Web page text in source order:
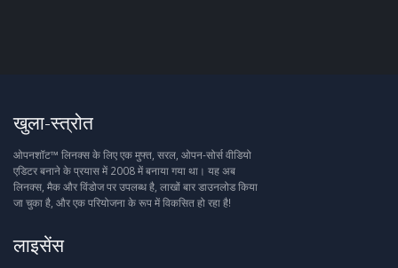
खुला-स्त्रोत
ओपनशॉट™ लिनक्स के लिए एक मुफ्त, सरल, ओपन-सोर्स वीडियो
एडिटर बनाने के प्रयास में 2008 में बनाया गया था। यह अब
लिनक्स, मैक और विंडोज पर उपलब्ध है, लाखों बार डाउनलोड किया
जा चुका है, और एक परियोजना के रूप में विकसित हो रहा है!
लाइसेंस